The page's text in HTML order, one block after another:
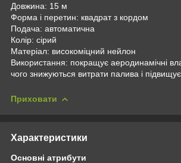
Довжина: 15 м
Форма і перетин: квадрат з кордом
Подача: автоматична
Колір: сірий
Матеріал: високоміцний нейлон
Використання: покращує аеродинамічні
чого знижуються витрати палива і
Приховати
Характеристики
Основні атрибути